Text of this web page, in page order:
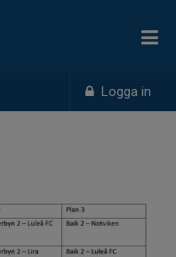
Logga in